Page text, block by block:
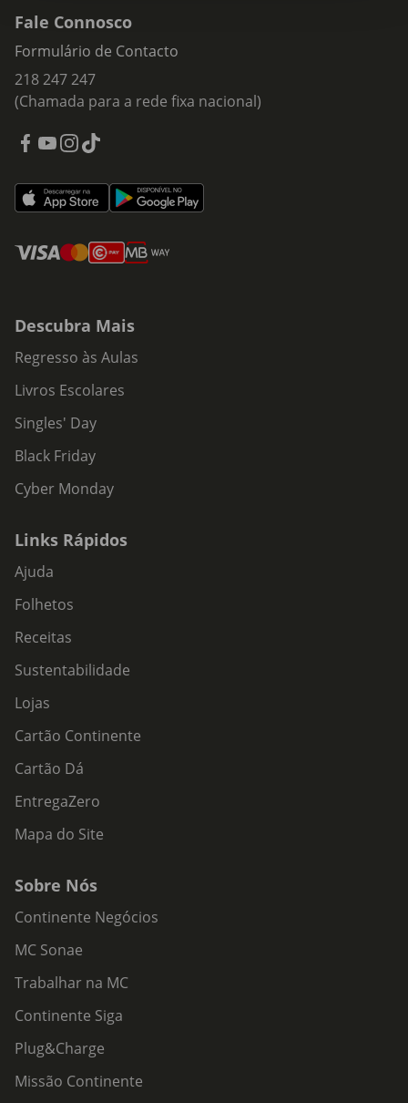
Fale Connosco
Formulário de Contacto
218 247 247
(Chamada para a rede fixa nacional)
Descubra Mais
Regresso às Aulas
Livros Escolares
Singles' Day
Black Friday
Cyber Monday
Links Rápidos
Ajuda
Folhetos
Receitas
Sustentabilidade
Lojas
Cartão Continente
Cartão Dá
EntregaZero
Mapa do Site
Sobre Nós
Continente Negócios
MC Sonae
Trabalhar na MC
Continente Siga
Plug&Charge
Missão Continente